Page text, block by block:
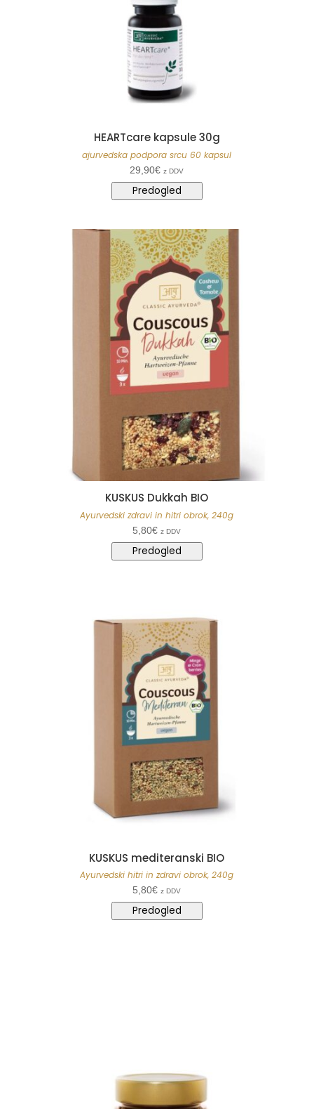
HEARTcare kapsule 30g
ajurvedska podpora srcu 60 kapsul
29,90€ z DDV
Predogled
KUSKUS Dukkah BIO
Ayurvedski zdravi in hitri obrok, 240g
5,80€ z DDV
Predogled
KUSKUS mediteranski BIO
Ayurvedski hitri in zdravi obrok, 240g
5,80€ z DDV
Predogled